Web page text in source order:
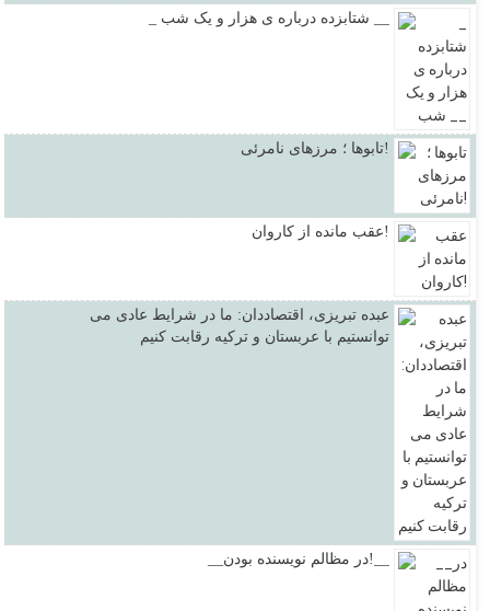
تابوها ؛ مرزهای نامرئی!
عقب مانده از کاروان!
عبده تبریزی، اقتصاددان: ما در شرایط عادی می
توانستیم با عربستان و ترکیه رقابت کنیم
__در مظالم نویسنده بودن!__